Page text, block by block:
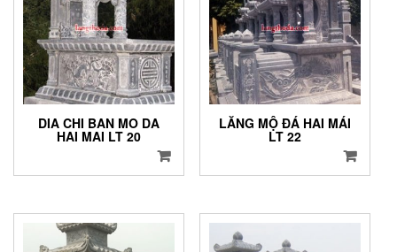
DIA CHI BAN MO DA
HAI MAI LT 20
LĂNG MỘ ĐÁ HAI MÁI
LT 22